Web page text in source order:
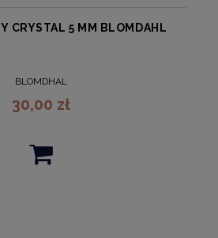
CRYSTAL 5 MM BLOMDAHL
BLOMDHAL
30,00 zł